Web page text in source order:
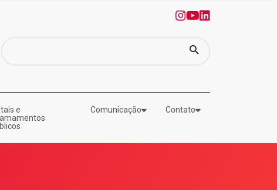
0 1 2
e
Comunicação Contato